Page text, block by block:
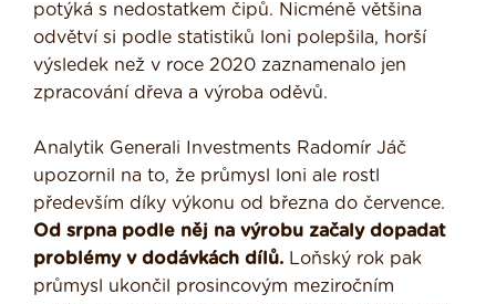
potýká s nedostatkem čipů. Nicméně většina
odvětví si podle statistiků loni polepšila, horší
výsledek než v roce 2020 zaznamenalo jen
zpracování dřeva a výroba oděvů.
Analytik Generali Investments Radomír Jáč
upozornil na to, že průmysl loni ale rostl
především díky výkonu od března do července.
Od srpna podle něj na výrobu začaly dopadat
problémy v dodávkách dílů. Loňský rok pak
průmysl ukončil prosincovým meziročním